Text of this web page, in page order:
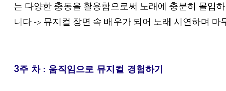
는 다양한 충동을 활용함으로써 노래에 충분히 몰입
니다 -> 뮤지컬 장면 속 배우가 되어 노래 시연하며 마
3주 차 : 움직임으로 뮤지컬 경험하기